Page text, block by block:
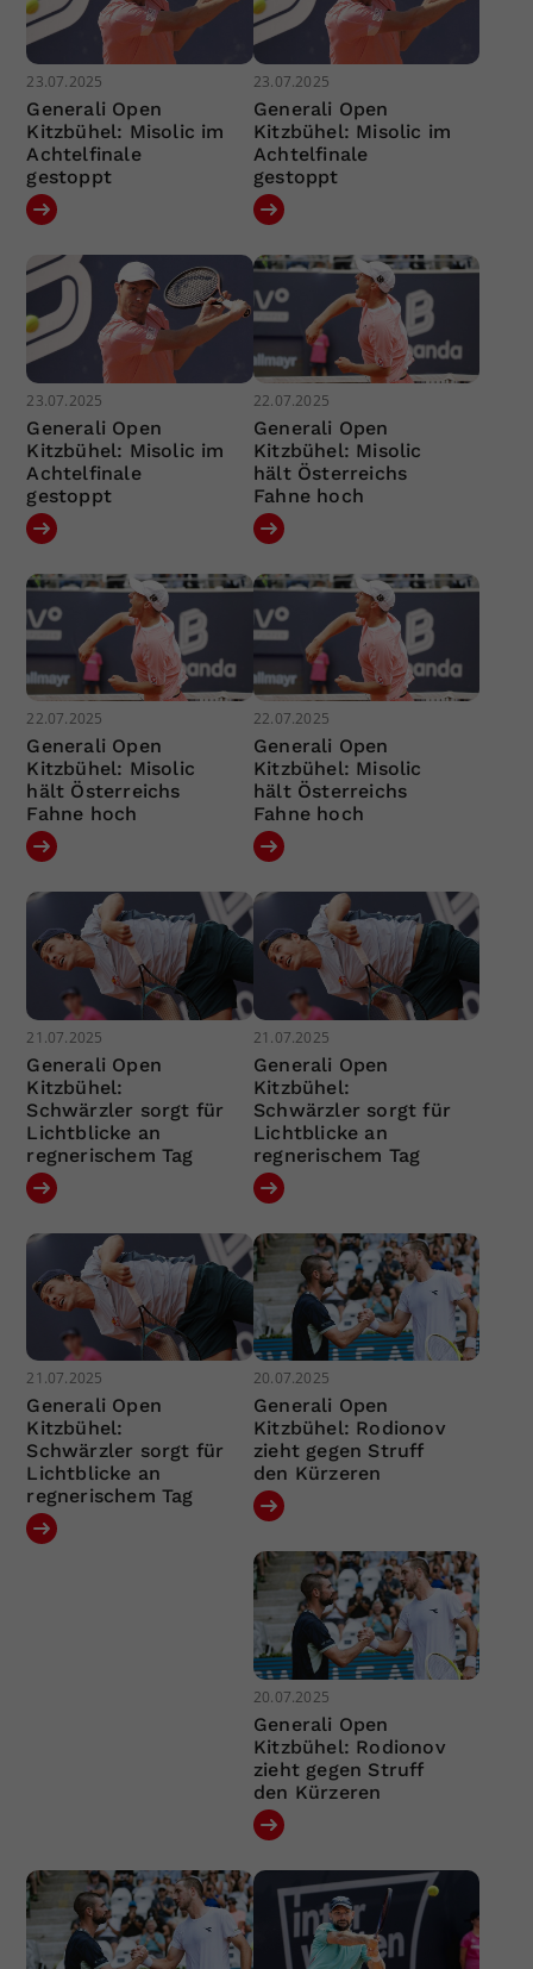
23.07.2025
Generali Open
Kitzbühel: Misolic im
Achtelfinale
gestoppt
23.07.2025
Generali Open
Kitzbühel: Misolic im
Achtelfinale
gestoppt
23.07.2025
Generali Open
Kitzbühel: Misolic im
Achtelfinale
gestoppt
22.07.2025
Generali Open
Kitzbühel: Misolic
hält Österreichs
Fahne hoch
22.07.2025
Generali Open
Kitzbühel: Misolic
hält Österreichs
Fahne hoch
22.07.2025
Generali Open
Kitzbühel: Misolic
hält Österreichs
Fahne hoch
21.07.2025
Generali Open
Kitzbühel:
Schwärzler sorgt für
Lichtblicke an
regnerischem Tag
21.07.2025
Generali Open
Kitzbühel:
Schwärzler sorgt für
Lichtblicke an
regnerischem Tag
21.07.2025
Generali Open
Kitzbühel:
Schwärzler sorgt für
Lichtblicke an
regnerischem Tag
20.07.2025
Generali Open
Kitzbühel: Rodionov
zieht gegen Struff
den Kürzeren
20.07.2025
Generali Open
Kitzbühel: Rodionov
zieht gegen Struff
den Kürzeren